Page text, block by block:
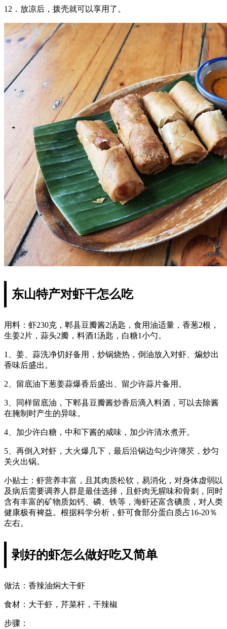
12．放凉后，拨壳就可以享用了。
东山特产对虾干怎么吃
用料：虾230克，郫县豆瓣酱2汤匙，食用油适量，香葱2根，
生姜2片，蒜头2瓣，料酒1汤匙，白糖1小勺。
1、姜、蒜洗净切好备用，炒锅烧热，倒油放入对虾、煸炒出
香味后盛出。
2、留底油下葱姜蒜爆香后盛出、留少许蒜片备用。
3、同样留底油，下郫县豆瓣酱炒香后滴入料酒，可以去除酱
在腌制时产生的异味。
4、加少许白糖，中和下酱的咸味，加少许清水煮开。
5、再倒入对虾，大火爆几下，最后沿锅边勾少许簿芡，炒匀
关火出锅。
小贴士：虾营养丰富，且其肉质松软，易消化，对身体虚弱以
及病后需要调养人群是最佳选择，且虾肉无腥味和骨刺，同时
含有丰富的矿物质如钙、磷、铁等，海虾还富含碘质，对人类
健康极有裨益。根据科学分析，虾可食部分蛋白质占16-20％
左右。
剥好的虾怎么做好吃又简单
做法：香辣油焖大干虾
食材：大干虾，芹菜杆，干辣椒
步骤：